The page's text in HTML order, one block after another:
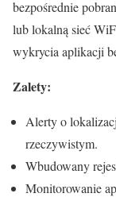
bezpośrednie
lub lokalną sieć
wykrycia aplikacji
Zalety:
Alerty o
rzeczywistym.
Wbudowany
Monitorowanie